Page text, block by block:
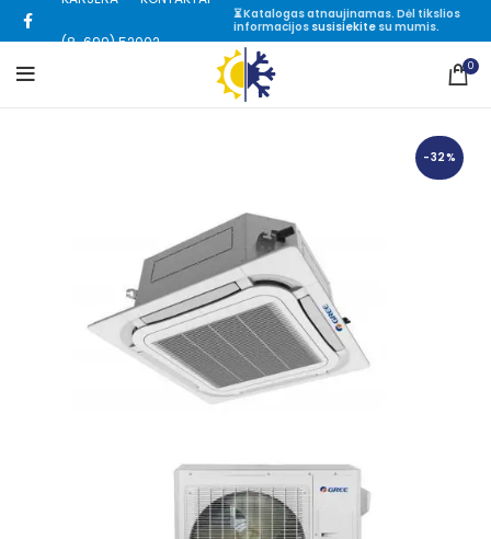
(8-699) 52002
⏳ Katalogas atnaujinamas. Dėl tikslios
informacijos susisiekitesu mumis.
0
-32%